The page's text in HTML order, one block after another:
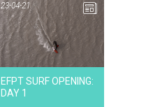
25-04-21
NEWS
EFPT SURF OPENING:
DAY 1
23-04-21